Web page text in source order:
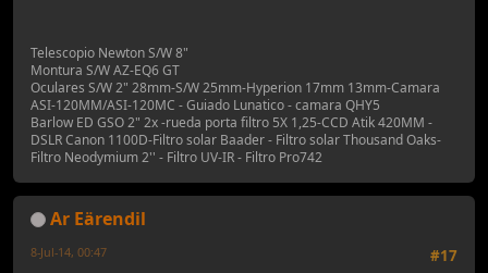
Telescopio Newton S/W 8"
Montura S/W AZ-EQ6 GT
Oculares S/W 2" 28mm-S/W 25mm-Hyperion 17mm 13mm-Camara
ASI-120MM/ASI-120MC - Guiado Lunatico - camara QHY5
Barlow ED GSO 2" 2x -rueda porta filtro 5X 1,25-CCD Atik 420MM -
DSLR Canon 1100D-Filtro solar Baader - Filtro solar Thousand Oaks-
Filtro Neodymium 2'' - Filtro UV-IR - Filtro Pro742
Ar Eärendil
#17
8-Jul-14, 00:47